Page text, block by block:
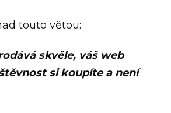
touto větou:
skvěle, váš web
si koupíte a není